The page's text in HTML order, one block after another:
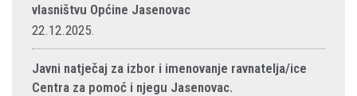
vlasništvu Općine Jasenovac
22.12.2025.
Javni natječaj za izbor i imenovanje ravnatelja/ice
Centra za pomoć i njegu Jasenovac.